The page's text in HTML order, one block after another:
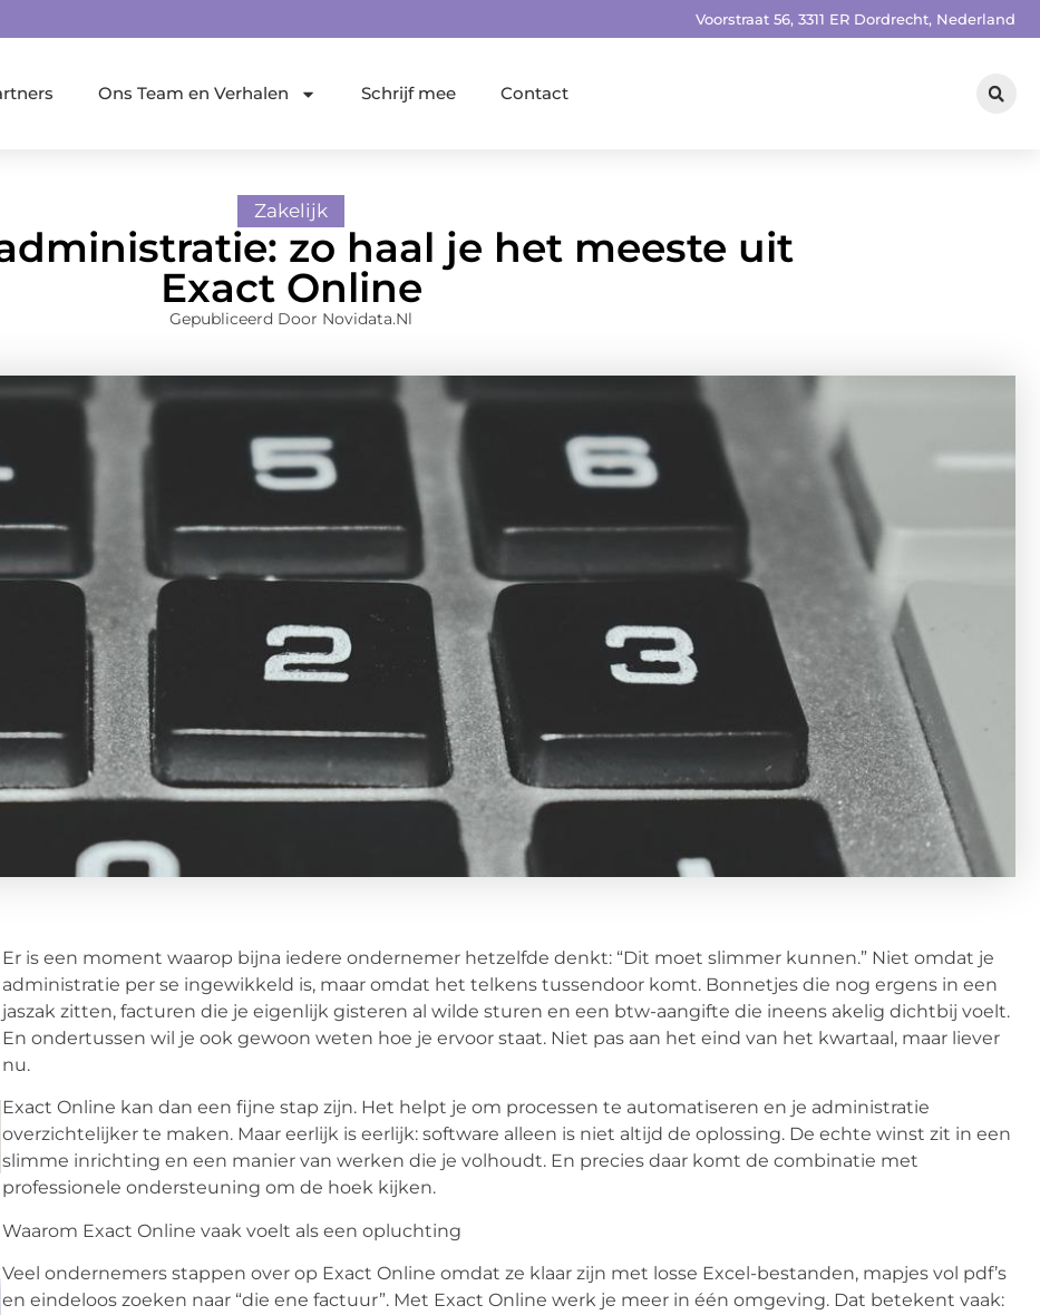
Voorstraat 56, 3311 ER Dordrecht, Nederland
Ons Team en Verhalen Schrijf mee Contact
Zakelijk
zo haal je het meeste uit
Exact Online
Gepubliceerd Door Novidata.nl
Er is een moment waarop bijna iedere ondernemer hetzelfde denkt: “Dit moet slimmer kunnen.” Niet omdat je
administratie per se ingewikkeld is, maar omdat het telkens tussendoor komt. Bonnetjes die nog ergens in een
jaszak zitten, facturen die je eigenlijk gisteren al wilde sturen en een btw-aangifte die ineens akelig dichtbij voelt.
En ondertussen wil je ook gewoon weten hoe je ervoor staat. Niet pas aan het eind van het kwartaal, maar liever
nu.
Exact Online kan dan een fijne stap zijn. Het helpt je om processen te automatiseren en je administratie
overzichtelijker te maken. Maar eerlijk is eerlijk: software alleen is niet altijd de oplossing. De echte winst zit in een
slimme inrichting en een manier van werken die je volhoudt. En precies daar komt de combinatie met
professionele ondersteuning om de hoek kijken.
Waarom Exact Online vaak voelt als een opluchting
Veel ondernemers stappen over op Exact Online omdat ze klaar zijn met losse Excel-bestanden, mapjes vol pdf’s
en eindeloos zoeken naar “die ene factuur”. Met Exact Online werk je meer in één omgeving. Dat betekent vaak: